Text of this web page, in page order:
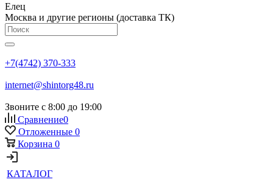
Елец
Москва и другие регионы (доставка ТК)
+7(4742) 370-333
internet@shintorg48.ru
Звоните с 8:00 до 19:00
Сравнение0
Отложенные 0
Корзина 0
КАТАЛОГ